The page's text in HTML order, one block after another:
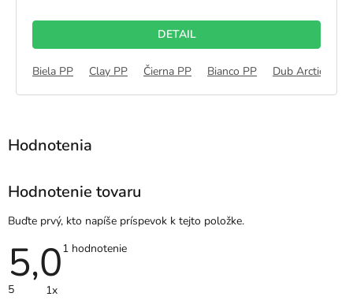
Alpin 3D Dub Kanadský 3D Dub Montana 3D Dub Nórsky 3D
z
5
hviezdičiek.
DETAIL
Biela PP Clay PP Čierna PP Bianco PP Dub Arctic PP
Hodnotenie tovaru
Buďte prvý, kto napíše príspevok k tejto položke.
5,0Priemerné
1 hodnotenie
5
1x